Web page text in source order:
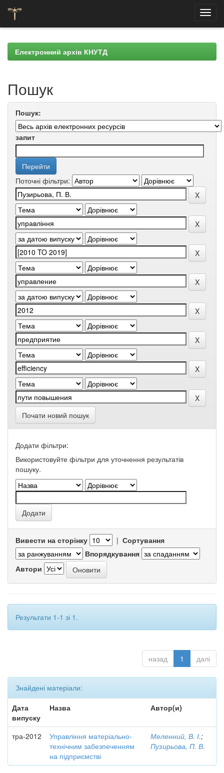
navigationЕлектронний архів КНУТД
Пошук
Пошук:
запит
Поточні фільтри:
Почати новий пошук
Додати фільтри:
Використовуйте фільтри для уточнення результатів
пошуку.
Вивести на сторінку | Сортування
Впорядкування
Автори
Результати 1-1 зі 1.
назад 1 далі
Знайдені матеріали:
Дата
випуску
Назва Автор(и)
тра-2012
Управління матеріально-
технічним забезпеченням
на підприємстві
Меленний, В. І.;
Пузирьова, П. В.